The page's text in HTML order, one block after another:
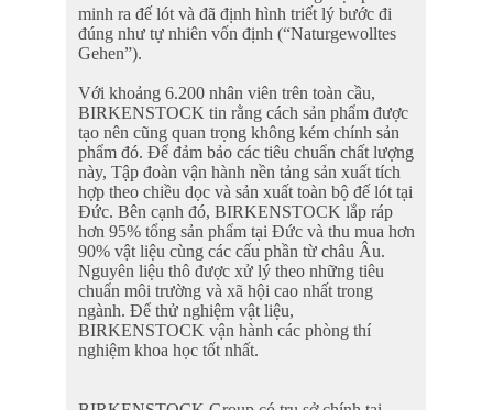
minh ra đế lót và đã định hình triết lý bước đi
đúng như tự nhiên vốn định (“Naturgewolltes
Gehen”).
Với khoảng 6.200 nhân viên trên toàn cầu,
BIRKENSTOCK tin rằng cách sản phẩm được
tạo nên cũng quan trọng không kém chính sản
phẩm đó. Để đảm bảo các tiêu chuẩn chất lượng
này, Tập đoàn vận hành nền tảng sản xuất tích
hợp theo chiều dọc và sản xuất toàn bộ đế lót tại
Đức. Bên cạnh đó, BIRKENSTOCK lắp ráp
hơn 95% tổng sản phẩm tại Đức và thu mua hơn
90% vật liệu cùng các cấu phần từ châu Âu.
Nguyên liệu thô được xử lý theo những tiêu
chuẩn môi trường và xã hội cao nhất trong
ngành. Để thử nghiệm vật liệu,
BIRKENSTOCK vận hành các phòng thí
nghiệm khoa học tốt nhất.